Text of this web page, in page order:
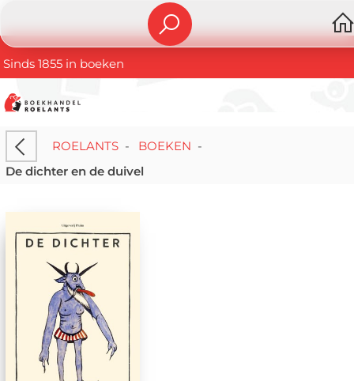
Sinds 1855 in boeken
ROELANTS- BOEKEN -
De dichter en de duivel